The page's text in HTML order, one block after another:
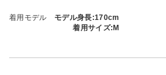
着用モデル
モデル身長:170cm
着用サイズ:M